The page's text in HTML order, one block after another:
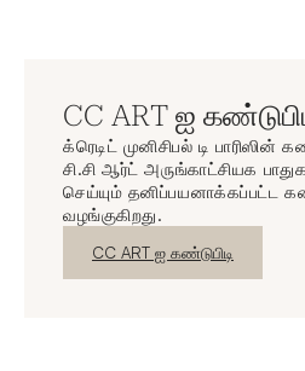
CC ART ஐ
க்ரெடிட் முனிசிபல் டி பாரிஸின்
சி.சி ஆர்ட் அருங்காட்சியக
செய்யும் தனிப்பயனாக்கப்பட்ட
வழங்குகிறது.
புதிய சாளரம்
CC ART ஐ கண்டுபிடி